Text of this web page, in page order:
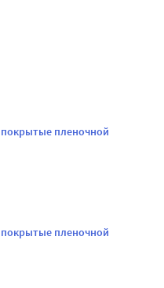
пленочной
пленочной